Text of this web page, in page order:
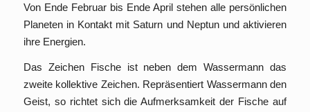
Von Ende Februar bis Ende April stehen alle persönlichen
Planeten in Kontakt mit Saturn und Neptun und aktivieren
ihre Energien.
Das Zeichen Fische ist neben dem Wassermann das
zweite kollektive Zeichen. Repräsentiert Wassermann den
Geist, so richtet sich die Aufmerksamkeit der Fische auf